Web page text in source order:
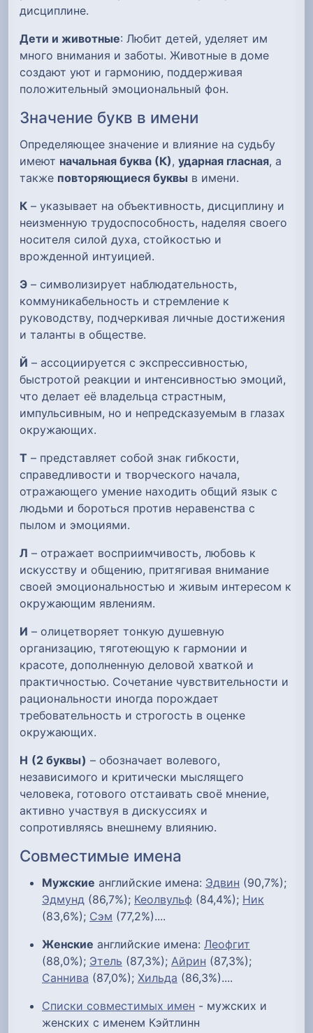
дисциплине.
Дети и животные: Любит детей, уделяет им
много внимания и заботы. Животные в доме
создают уют и гармонию, поддерживая
положительный эмоциональный фон.
Значение букв в имени
Определяющее значение и влияние на судьбу
имеют начальная буква (К), ударная гласная, а
также повторяющиеся буквы в имени.
К – указывает на объективность, дисциплину и
неизменную трудоспособность, наделяя своего
носителя силой духа, стойкостью и
врожденной интуицией.
Э – символизирует наблюдательность,
коммуникабельность и стремление к
руководству, подчеркивая личные достижения
и таланты в обществе.
Й – ассоциируется с экспрессивностью,
быстротой реакции и интенсивностью эмоций,
что делает её владельца страстным,
импульсивным, но и непредсказуемым в глазах
окружающих.
Т – представляет собой знак гибкости,
справедливости и творческого начала,
отражающего умение находить общий язык с
людьми и бороться против неравенства с
пылом и эмоциями.
Л – отражает восприимчивость, любовь к
искусству и общению, притягивая внимание
своей эмоциональностью и живым интересом к
окружающим явлениям.
И – олицетворяет тонкую душевную
организацию, тяготеющую к гармонии и
красоте, дополненную деловой хваткой и
практичностью. Сочетание чувствительности и
рациональности иногда порождает
требовательность и строгость в оценке
окружающих.
Н (2 буквы) – обозначает волевого,
независимого и критически мыслящего
человека, готового отстаивать своё мнение,
активно участвуя в дискуссиях и
сопротивляясь внешнему влиянию.
Совместимые имена
Мужские английские имена: Эдвин (90,7%);
Эдмунд (86,7%); Кеолвульф (84,4%); Ник
(83,6%); Сэм (77,2%)....
Женские английские имена: Леофгит
(88,0%); Этель (87,3%); Айрин (87,3%);
Саннива (87,0%); Хильда (86,3%)....
Списки совместимых имен - мужских и
женских с именем Кэйтлинн